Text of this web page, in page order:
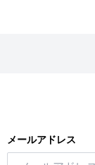
メールアドレス